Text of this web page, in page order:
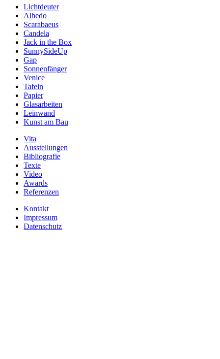
Lichtdeuter
Albedo
Scarabaeus
Candela
Jack in the Box
SunnySideUp
Gap
Sonnenfänger
Venice
Tafeln
Papier
Glasarbeiten
Leinwand
Kunst am Bau
Vita
Ausstellungen
Bibliografie
Texte
Video
Awards
Referenzen
Kontakt
Impressum
Datenschutz